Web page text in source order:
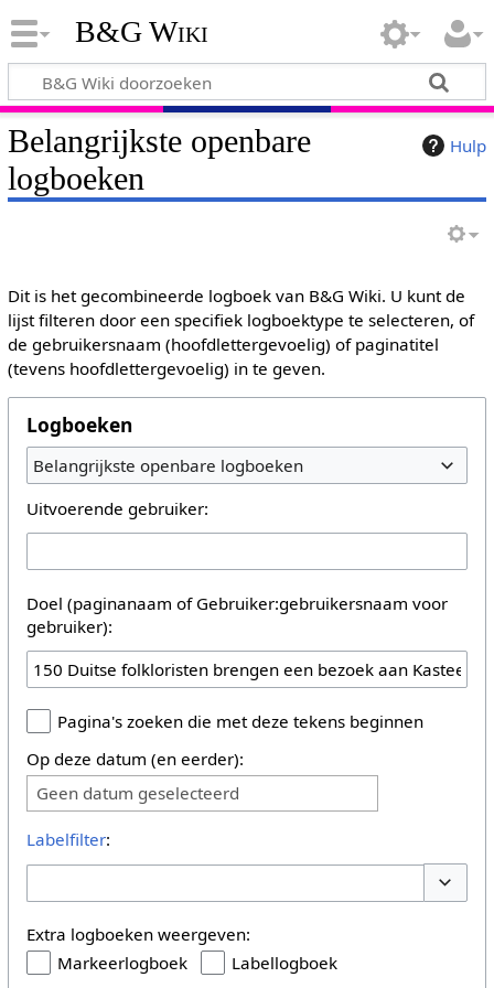
B&G Wiki
Hulp
Belangrijkste openbare
logboeken
Dit is het gecombineerde logboek van B&G Wiki. U kunt de
lijst filteren door een specifiek logboektype te selecteren, of
de gebruikersnaam (hoofdlettergevoelig) of paginatitel
(tevens hoofdlettergevoelig) in te geven.
Logboeken
Belangrijkste openbare logboeken
Uitvoerende gebruiker:
Doel (paginanaam of Gebruiker:gebruikersnaam voor
gebruiker):
Pagina's zoeken die met deze tekens beginnen
Op deze datum (en eerder):
Geen datum geselecteerd
Labelfilter:
Extra logboeken weergeven:
Markeerlogboek
Labellogboek